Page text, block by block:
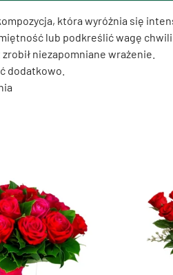
która wyróżnia się
lub podkreślić wagę
niezapomniane wrażenie.
dodatkowo.